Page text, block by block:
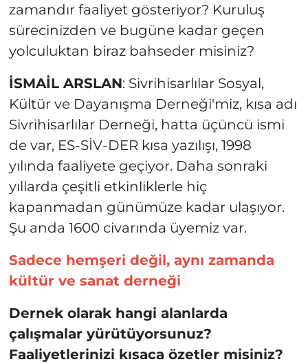
zamandır faaliyet gösteriyor? Kuruluş
sürecinizden ve bugüne kadar geçen
yolculuktan biraz bahseder misiniz?
İSMAİL ARSLAN: Sivrihisarlılar Sosyal,
Kültür ve Dayanışma Derneği'miz, kısa adı
Sivrihisarlılar Derneği, hatta üçüncü ismi
de var, ES-SİV-DER kısa yazılışı, 1998
yılında faaliyete geçiyor. Daha sonraki
yıllarda çeşitli etkinliklerle hiç
kapanmadan günümüze kadar ulaşıyor.
Şu anda 1600 civarında üyemiz var.
Sadece hemşeri değil, aynı zamanda
kültür ve sanat derneği
Dernek olarak hangi alanlarda
çalışmalar yürütüyorsunuz?
Faaliyetlerinizi kısaca özetler misiniz?